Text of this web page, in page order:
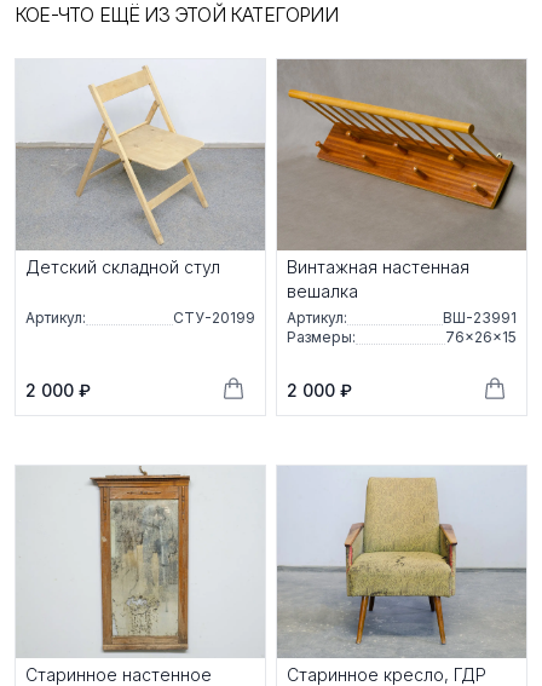
КОЕ-ЧТО ЕЩЁ ИЗ ЭТОЙ КАТЕГОРИИ
Детский складной стул
Артикул: СТУ-20199
2 000 ₽
Винтажная настенная
вешалка
Артикул:
ВШ-23991
Размеры:
76×26×15
2 000 ₽
Старинное настенное
Старинное кресло, ГДР